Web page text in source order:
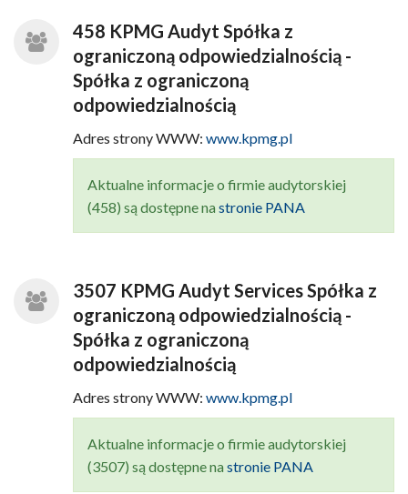
458 KPMG Audyt Spółka z
ograniczoną odpowiedzialnością -
Spółka z ograniczoną
odpowiedzialnością
Adres strony WWW: www.kpmg.pl
Aktualne informacje o firmie audytorskiej
(458) są dostępne nastronie PANA
3507 KPMG Audyt Services Spółka z
ograniczoną odpowiedzialnością -
Spółka z ograniczoną
odpowiedzialnością
Adres strony WWW: www.kpmg.pl
Aktualne informacje o firmie audytorskiej
(3507) są dostępne nastronie PANA